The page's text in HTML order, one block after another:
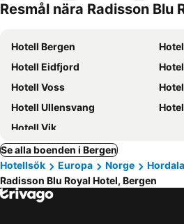
Resmål nära Radisson Blu
Hotell Bergen
Hotell Eidfjord
Hotell Voss
Hotell Ullensvang
Hotell Vik
Se alla boenden i Bergen
Hotellsök
Europa Norge
Radisson Blu Royal Hotel, Bergen